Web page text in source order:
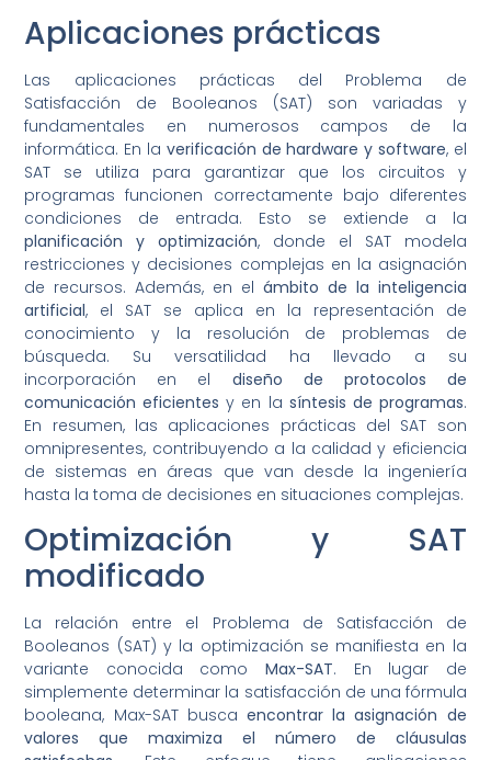
Aplicaciones prácticas
Las aplicaciones prácticas del Problema de
Satisfacción de Booleanos (SAT) son variadas y
fundamentales en numerosos campos de la
informática. En la verificación de hardware y software, el
SAT se utiliza para garantizar que los circuitos y
programas funcionen correctamente bajo diferentes
condiciones de entrada. Esto se extiende a la
planificación y optimización, donde el SAT modela
restricciones y decisiones complejas en la asignación
de recursos. Además, en el ámbito de la inteligencia
artificial, el SAT se aplica en la representación de
conocimiento y la resolución de problemas de
búsqueda. Su versatilidad ha llevado a su
incorporación en el diseño de protocolos de
comunicación eficientes y en la síntesis de programas.
En resumen, las aplicaciones prácticas del SAT son
omnipresentes, contribuyendo a la calidad y eficiencia
de sistemas en áreas que van desde la ingeniería
hasta la toma de decisiones en situaciones complejas.
Optimización y SAT
modificado
La relación entre el Problema de Satisfacción de
Booleanos (SAT) y la optimización se manifiesta en la
variante conocida como Max-SAT. En lugar de
simplemente determinar la satisfacción de una fórmula
booleana, Max-SAT busca encontrar la asignación de
valores que maximiza el número de cláusulas